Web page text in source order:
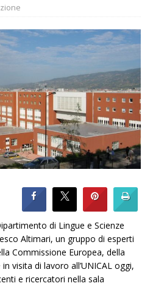
di Lingue e Scienze
Altimari, un gruppo di esperti
Commissione Europea, della
visita di lavoro all’UNICAL oggi,
e ricercatori nella sala